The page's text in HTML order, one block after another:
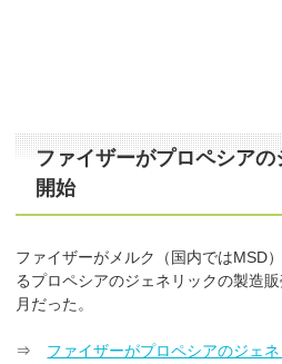
ファイザーがプロペシア
開始
ファイザーがメルク（国内ではMSD
るプロペシアのジェネリックの製造
月だった。
⇒ ファイザーがプロペシアのジェ